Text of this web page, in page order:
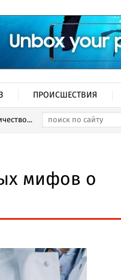
ПРОИСШЕСТВИЯ
мифов о